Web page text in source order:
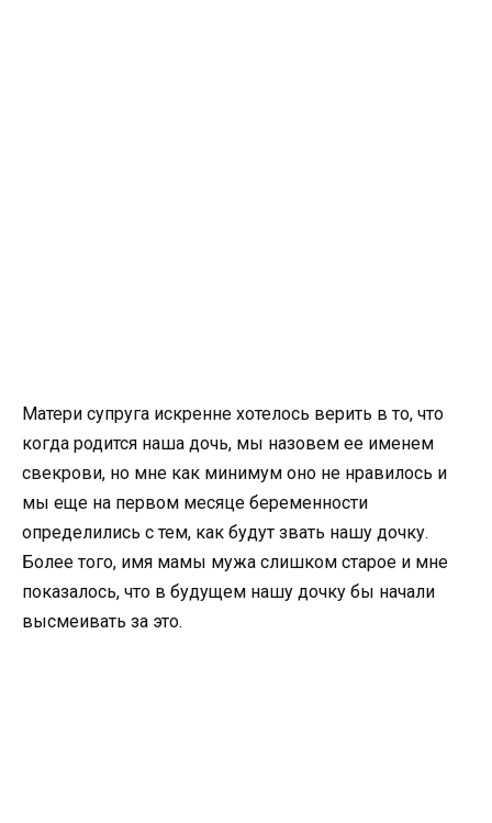
Матери супруга искренне хотелось верить в то, что
когда родится наша дочь, мы назовем ее именем
свекрови, но мне как минимум оно не нравилось и
мы еще на первом месяце беременности
определились с тем, как будут звать нашу дочку.
Более того, имя мамы мужа слишком старое и мне
показалось, что в будущем нашу дочку бы начали
высмеивать за это.